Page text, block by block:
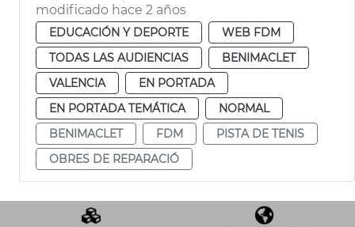
modificado hace 2 años
EDUCACIÓN Y DEPORTE
WEB FDM
TODAS LAS AUDIENCIAS
BENIMACLET
VALENCIA
EN PORTADA
EN PORTADA TEMÁTICA
NORMAL
BENIMACLET
FDM
PISTA DE TENIS
OBRES DE REPARACIÓ